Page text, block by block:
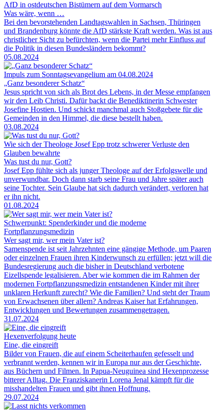
AfD in ostdeutschen Bistümern auf dem Vormarsch
Was wäre, wenn …
Bei den bevorstehenden Landtagswahlen in Sachsen, Thüringen
und Brandenburg könnte die AfD stärkste Kraft werden. Was ist aus
christlicher Sicht zu befürchten, wenn die Partei mehr Einfluss auf
die Politik in diesen Bundesländern bekommt?
05.08.2024
Impuls zum Sonntagsevangelium am 04.08.2024
„Ganz besonderer Schatz“
Jesus spricht von sich als Brot des Lebens, in der Messe empfangen
wir den Leib Christi. Dafür backt die Benediktinerin Schwester
Josefine Hostien. Und schickt manchmal auch Stoßgebete für die
Gemeinden in den Himmel, die diese bestellt haben.
03.08.2024
Wie sich der Theologe Josef Epp trotz schwerer Verluste den
Glauben bewahrte
Was tust du nur, Gott?
Josef Epp fühlte sich als junger Theologe auf der Erfolgswelle und
unverwundbar. Doch dann starb seine Frau und Jahre später auch
seine Tochter. Sein Glaube hat sich dadurch verändert, verloren hat
er ihn nicht.
01.08.2024
Schwerpunkt: Spenderkinder und die moderne
Fortpflanzungsmedizin
Wer sagt mir, wer mein Vater ist?
Samenspende ist seit Jahrzehnten eine gängige Methode, um Paaren
oder einzelnen Frauen ihren Kinderwunsch zu erfüllen; jetzt will die
Bundesregierung auch die bisher in Deutschland verbotene
Eizellspende legalisieren. Aber wie kommen die im Rahmen der
modernen Fortpflanzungsmedizin entstandenen Kinder mit ihrer
unklaren Herkunft zurecht? Wie die Familien? Und steht der Traum
von Erwachsenen über allem? Andreas Kaiser hat Erfahrungen,
Entwicklungen und Bewertungen zusammengetragen.
31.07.2024
Hexenverfolgung heute
Eine, die eingreift
Bilder von Frauen, die auf einem Scheiterhaufen gefesselt und
verbrannt werden, kennen wir in Europa nur aus der Geschichte,
aus Büchern und Filmen. In Papua-Neuguinea sind Hexenprozesse
bitterer Alltag. Die Franziskanerin Lorena Jenal kämpft für die
misshandelten Frauen und gibt ihnen Hoffnung.
29.07.2024